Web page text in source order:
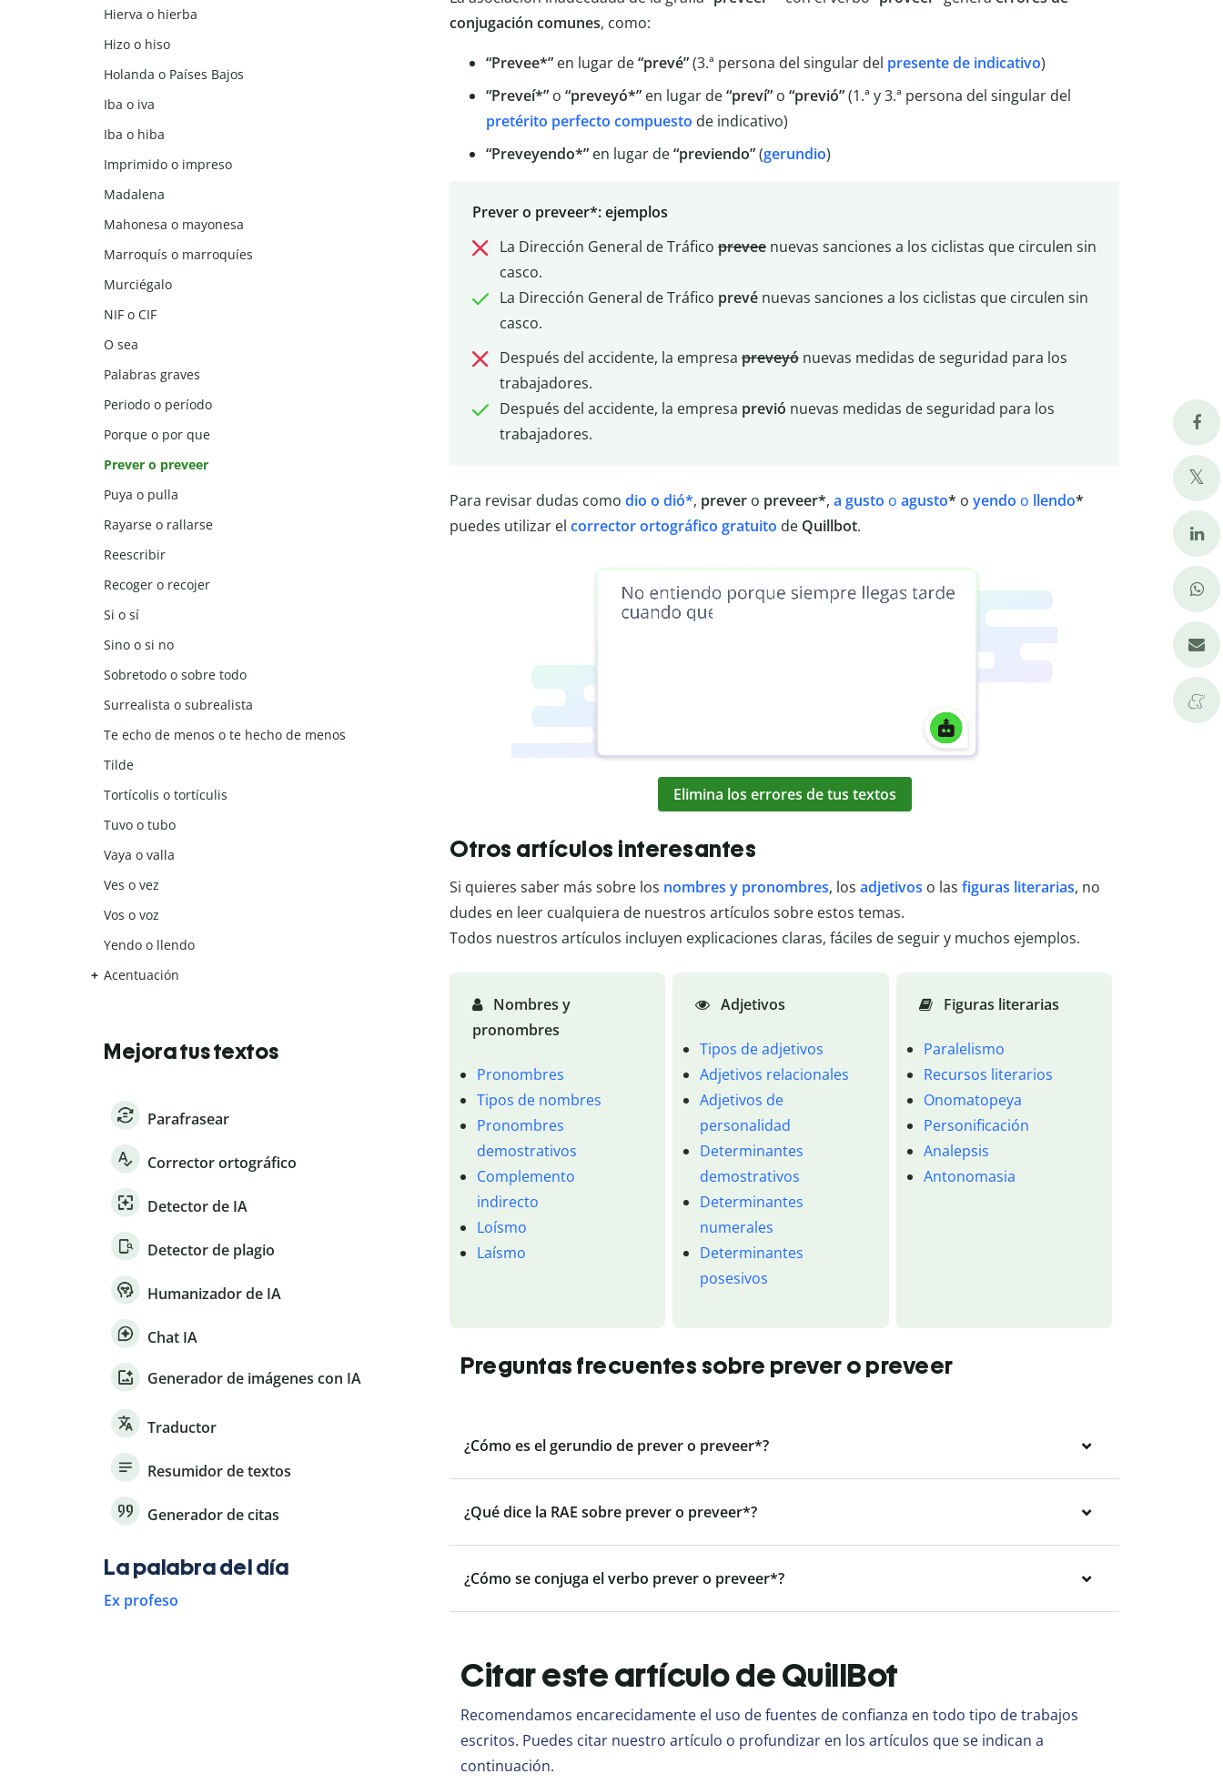
conjugación comunes, como:
“Prevee*” en lugar de“prevé”(3.ª persona del singular del presente de indicativo)
“Preveí*” o “preveyó*” en lugar de“preví” o “previó”(1.ª y 3.ª persona del singular del
pretérito perfecto compuesto de indicativo)
“Preveyendo*” en lugar de“previendo”(gerundio)
Prever o preveer*: ejemplos
La Dirección General de Tráfico preveenuevas sanciones a los ciclistas que circulen sin
casco.
La Dirección General de Tráfico prevénuevas sanciones a los ciclistas que circulen sin
casco.
Después del accidente, la empresa preveyónuevas medidas de seguridad para los
trabajadores.
Después del accidente, la empresa previó nuevas medidas de seguridad para los
trabajadores.
Para revisar dudas como dio o dió*, prever o preveer*, a gusto o agusto* o yendo o llendo*
puedes utilizar el corrector ortográfico gratuito de Quillbot.
Elimina los errores de tus textos
Otros artículos interesantes
Si quieres saber más sobre los nombres y pronombres, los adjetivos o las figuras literarias, no
dudes en leer cualquiera de nuestros artículos sobre estos temas.
Todos nuestros artículos incluyen explicaciones claras, fáciles de seguir y muchos ejemplos.
Nombres y
pronombres
Pronombres
Tipos de nombres
Pronombres
demostrativos
Complemento
indirecto
Loísmo
Laísmo
Adjetivos
Tipos de adjetivos
Adjetivos relacionales
Adjetivos de
personalidad
Determinantes
demostrativos
Determinantes
numerales
Determinantes
posesivos
Figuras literarias
Paralelismo
Recursos literarios
Onomatopeya
Personificación
Analepsis
Antonomasia
Preguntas frecuentes sobre prever o preveer
¿Cómo es el gerundio de prever o preveer*?
¿Qué dice la RAE sobre prever o preveer*?
¿Cómo se conjuga el verbo prever o preveer*?
Citar este artículo de QuillBot
Recomendamos encarecidamente el uso de fuentes de confianza en todo tipo de trabajos
escritos. Puedes citar nuestro artículo o profundizar en los artículos que se indican a
continuación.
Hierva o hierba
Hizo o hiso
Holanda o Países Bajos
Iba o iva
Iba o hiba
Imprimido o impreso
Madalena
Mahonesa o mayonesa
Marroquís o marroquíes
Murciégalo
NIF o CIF
O sea
Palabras graves
Periodo o período
Porque o por que
Prever o preveer
Puya o pulla
Rayarse o rallarse
Reescribir
Recoger o recojer
Si o sí
Sino o si no
Sobretodo o sobre todo
Surrealista o subrealista
Te echo de menos o te hecho de menos
Tilde
Tortícolis o tortículis
Tuvo o tubo
Vaya o valla
Ves o vez
Vos o voz
Yendo o llendo
Acentuación
Mejora tus textos
Parafrasear
Corrector ortográfico
Detector de IA
Detector de plagio
Humanizador de IA
Chat IA
Generador de imágenes con IA
Traductor
Resumidor de textos
Generador de citas
La palabra del día
Ex profeso